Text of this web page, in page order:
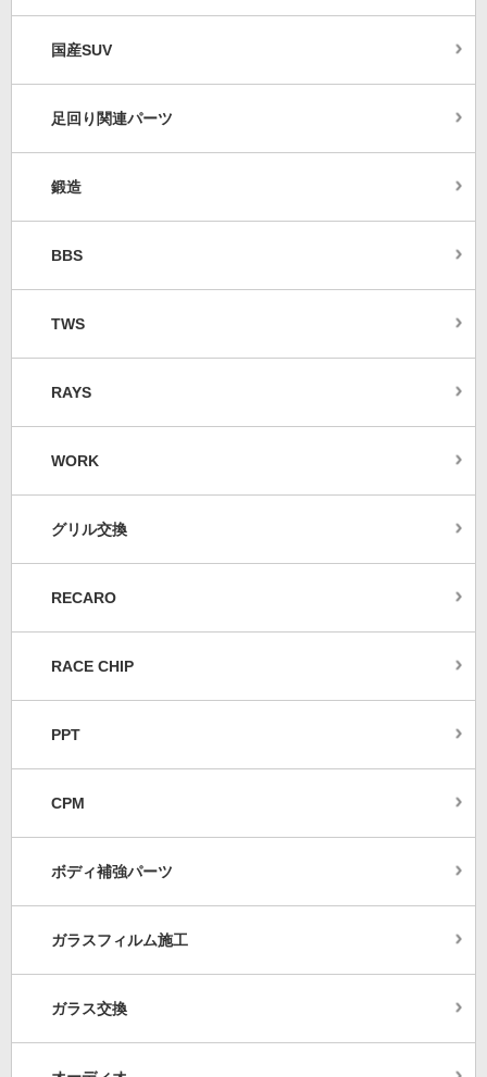
国産SUV
足回り関連パーツ
鍛造
BBS
TWS
RAYS
WORK
グリル交換
RECARO
RACE CHIP
PPT
CPM
ボディ補強パーツ
ガラスフィルム施工
ガラス交換